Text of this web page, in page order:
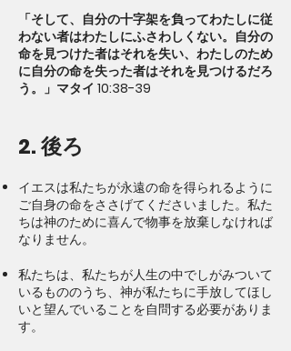
「そして、自分の十字架を負ってわたしに従
わない者はわたしにふさわしくない。自分の
命を見つけた者はそれを失い、わたしのため
に自分の命を失った者はそれを見つけるだろ
う。」マタイ 10:38-39
2. 後ろ
イエスは私たちが永遠の命を得られるように
ご自身の命をささげてくださいました。私た
ちは神のために喜んで物事を放棄しなければ
なりません。
私たちは、私たちが人生の中でしがみついて
いるもののうち、神が私たちに手放してほし
いと望んでいることを自問する必要がありま
す。